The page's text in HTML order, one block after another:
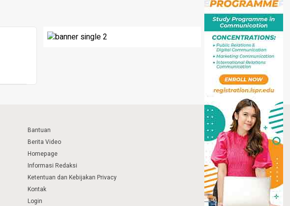
Bantuan
Berita Video
Homepage
Informasi Redaksi
Ketentuan dan Kebijakan Privacy
Kontak
Login